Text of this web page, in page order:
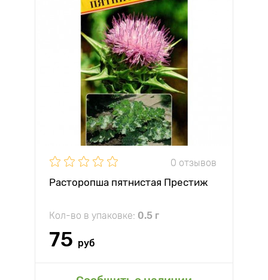
0 отзывов
Расторопша пятнистая Престиж
Кол-во в упаковке: 0.5 г
75 руб